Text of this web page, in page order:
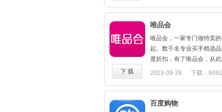
客服电话：400-007-1111
如果您对我们的应用有任
穿衣搭配指南，成为你的
【特卖汇】汇聚美优品类
上几个特卖品，碰碰就遇
【微店和"我的口袋合并"
板，更方便管理微店订单
想去哪儿卖就去哪。
贝；加入达人全球购海外
来，秒杀各种微店好货，
呼朋唤友来抢购！
【货到付款才贴心】30天
【真品授权才放心】超过
美妆、护肤、服饰、母婴
品真品联盟，每件商品均
聚美极速免税店，飞一般
【正品】海外直采，品牌
【极速】闪电发货，3天就
唯品会
唯品会，一家专门做特卖
起。数千名专业买手精选
度折扣，有了唯品会，从
品大牌啦！
每天早10点&晚8点上新品
全场大牌深度折扣，1折起
2023-09-26 下载：
下 载
百度购物